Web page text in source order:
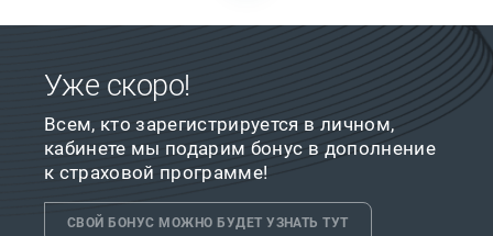
Уже скоро!
Всем, кто зарегистрируется в личном,
кабинете мы подарим бонус в дополнение
к страховой программе!
СВОЙ БОНУС МОЖНО БУДЕТ УЗНАТЬ ТУТ